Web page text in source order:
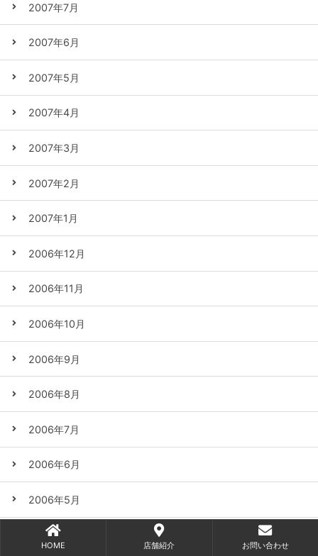
2007年7月
2007年6月
2007年5月
2007年4月
2007年3月
2007年2月
2007年1月
2006年12月
2006年11月
2006年10月
2006年9月
2006年8月
2006年7月
2006年6月
2006年5月
2006年4月
HOME 店舗紹介 お問い合わせ